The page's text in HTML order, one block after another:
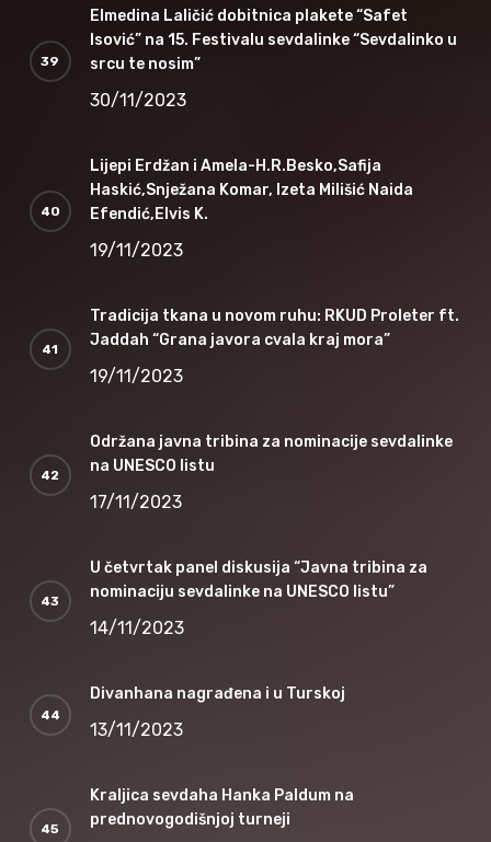
Elmedina Laličić dobitnica plakete “Safet
Isović” na 15. Festivalu sevdalinke “Sevdalinko u
srcu te nosim”
30/11/2023
Lijepi Erdžan i Amela-H.R.Besko,Safija
Haskić,Snježana Komar, Izeta Milišić Naida
Efendić,Elvis K.
19/11/2023
Tradicija tkana u novom ruhu: RKUD Proleter ft.
Jaddah “Grana javora cvala kraj mora”
19/11/2023
Održana javna tribina za nominacije sevdalinke
na UNESCO listu
17/11/2023
U četvrtak panel diskusija “Javna tribina za
nominaciju sevdalinke na UNESCO listu”
14/11/2023
Divanhana nagrađena i u Turskoj
13/11/2023
Kraljica sevdaha Hanka Paldum na
prednovogodišnjoj turneji